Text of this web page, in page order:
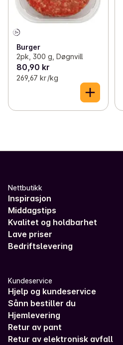
Burger
2pk, 300 g, Døgnvill
80,90 kr
269,67 kr /kg
Nettbutikk
Inspirasjon
Middagstips
Kvalitet og holdbarhet
Lave priser
Bedriftslevering
Kundeservice
Hjelp og kundeservice
Sånn bestiller du
Hjemlevering
Retur av pant
Retur av elektronisk avfall